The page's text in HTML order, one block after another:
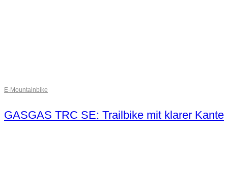
E-Mountainbike
GASGAS TRC SE: Trailbike mit klarer Kante